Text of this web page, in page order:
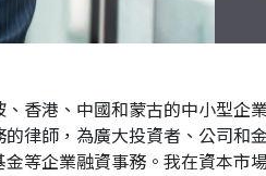
香港、中國和蒙古的中小型企
律師，為廣大投資者、公司和
等企業融資事務。我在資本市